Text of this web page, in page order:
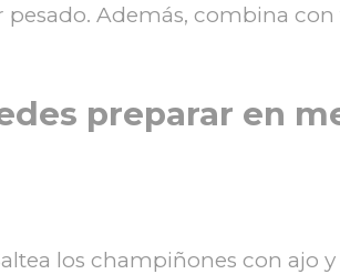
Además, combina
preparar en
los champiñones con ajo y